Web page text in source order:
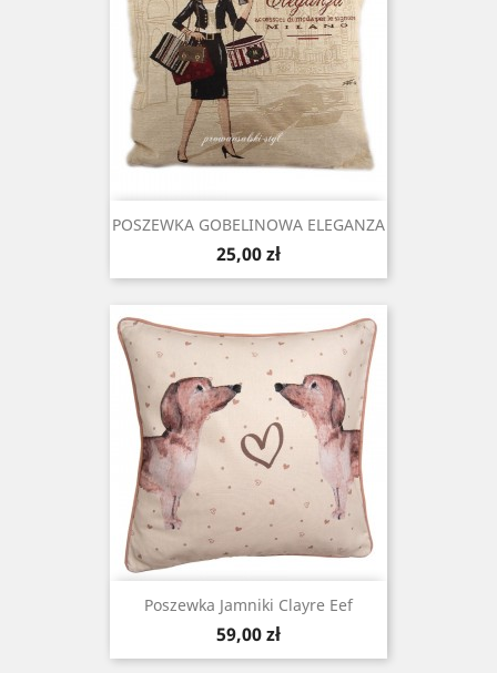
POSZEWKA GOBELINOWA ELEGANZA
Cena
25,00 zł
Poszewka Jamniki Clayre Eef
Cena
59,00 zł